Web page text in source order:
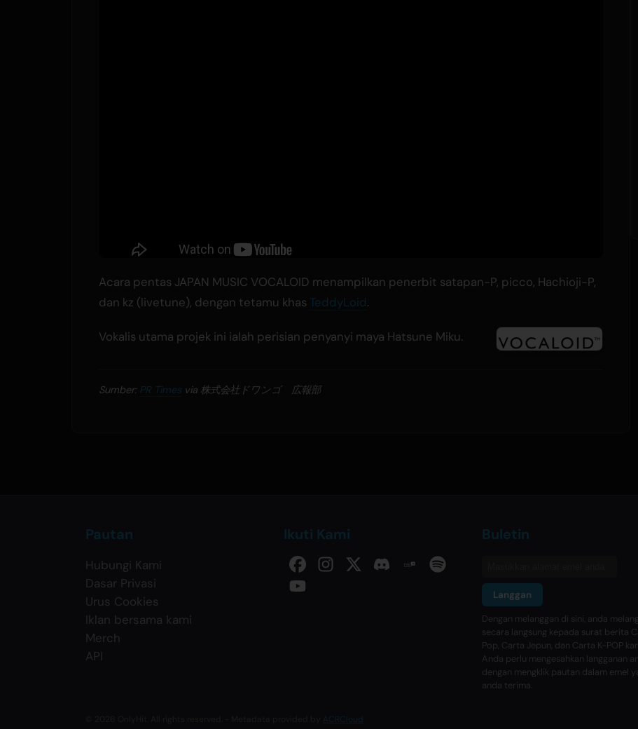
Acara pentas JAPAN MUSIC VOCALOID menampilkan penerbit satapan-P, picco, Hachioji-P,
dan kz (livetune), dengan tetamu khas TeddyLoid.
Vokalis utama projek ini ialah perisian penyanyi maya Hatsune Miku.
Sumber: PR Times via 株式会社ドワンゴ 広報部
Pautan
Hubungi Kami
Dasar Privasi
Urus Cookies
Iklan bersama kami
Merch
API
Ikuti Kami Buletin
Langgan
Dengan melanggan di sini, anda
secara langsung kepada surat berita
Pop, Carta Jepun, dan Carta K-POP
Anda perlu mengesahkan langganan
dengan mengklik pautan dalam emel
anda terima.
ACRCloud